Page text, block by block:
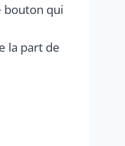
bouton qui
la part de